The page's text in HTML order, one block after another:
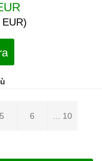
5 6 ... 10